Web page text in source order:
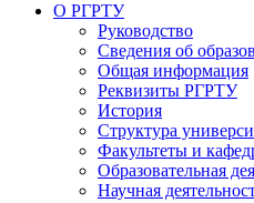
О РГРТУ
Руководство
Сведения об
Общая информация
Реквизиты РГРТУ
История
Структура
Факультеты и
Образовательная
Научная